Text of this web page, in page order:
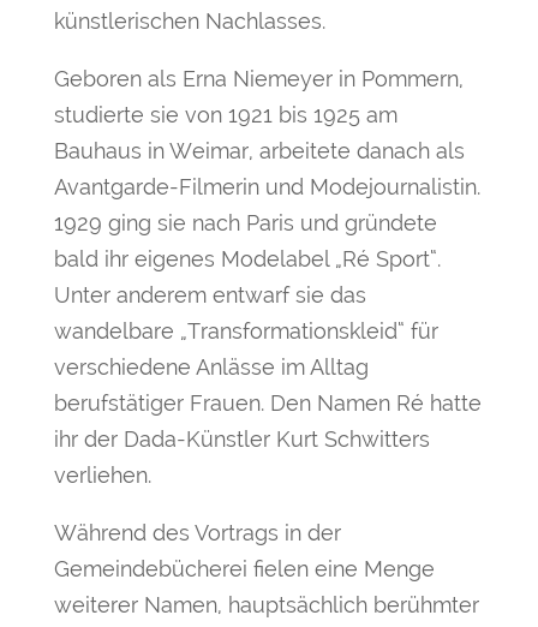
künstlerischen Nachlasses.
Geboren als Erna Niemeyer in Pommern,
studierte sie von 1921 bis 1925 am
Bauhaus in Weimar, arbeitete danach als
Avantgarde-Filmerin und Modejournalistin.
1929 ging sie nach Paris und gründete
bald ihr eigenes Modelabel „Ré Sport“.
Unter anderem entwarf sie das
wandelbare „Transformationskleid“ für
verschiedene Anlässe im Alltag
berufstätiger Frauen. Den Namen Ré hatte
ihr der Dada-Künstler Kurt Schwitters
verliehen.
Während des Vortrags in der
Gemeindebücherei fielen eine Menge
weiterer Namen, hauptsächlich berühmter